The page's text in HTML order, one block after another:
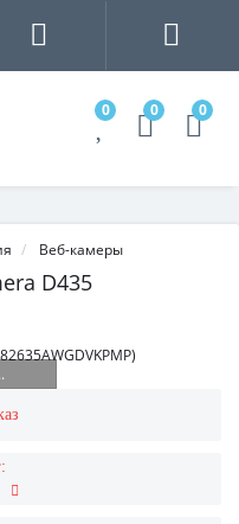
0 0 0
Веб-камеры
D435